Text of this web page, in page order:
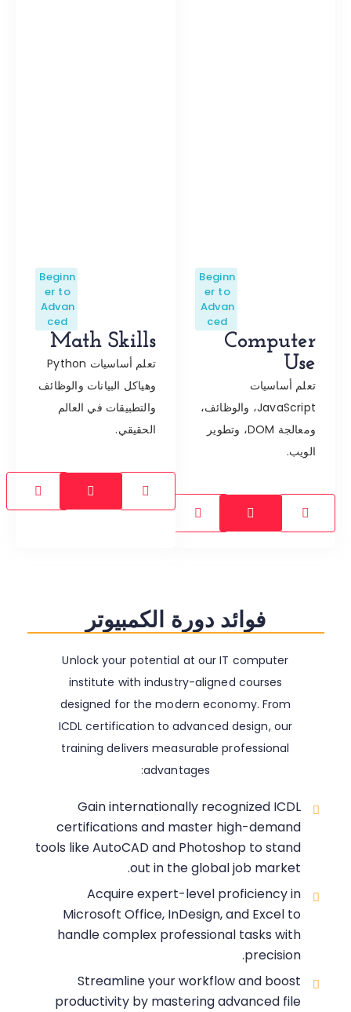
Beginn
er to
Advan
ced
Computer
Use
تعلم أساسيات
JavaScript، والوظائف،
ومعالجة DOM، وتطوير
الويب.
Beginn
er to
Advan
ced
Math Skills
تعلم أساسيات Python
وهياكل البيانات والوظائف
والتطبيقات في العالم
الحقيقي.
فوائد دورة الكمبيوتر
Unlock your potential at our IT computer
institute with industry-aligned courses
designed for the modern economy. From
ICDL certification to advanced design, our
training delivers measurable professional
advantages:
Gain internationally recognized ICDL
certifications and master high-demand
tools like AutoCAD and Photoshop to stand
out in the global job market.
Acquire expert-level proficiency in
Microsoft Office, InDesign, and Excel to
handle complex professional tasks with
precision.
Streamline your workflow and boost
productivity by mastering advanced file